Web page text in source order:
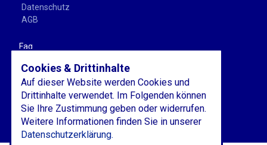
Datenschutz
AGB
Faq
Blog
Tel./WhatsApp: +39 340 146 33 64
Email: info@neapel-stadt.de
Cookies & Drittinhalte
Auf dieser Website werden Cookies und
Drittinhalte verwendet. Im Folgenden können
Sie Ihre Zustimmung geben oder widerrufen.
Weitere Informationen finden Sie in unserer
Datenschutzerklärung.